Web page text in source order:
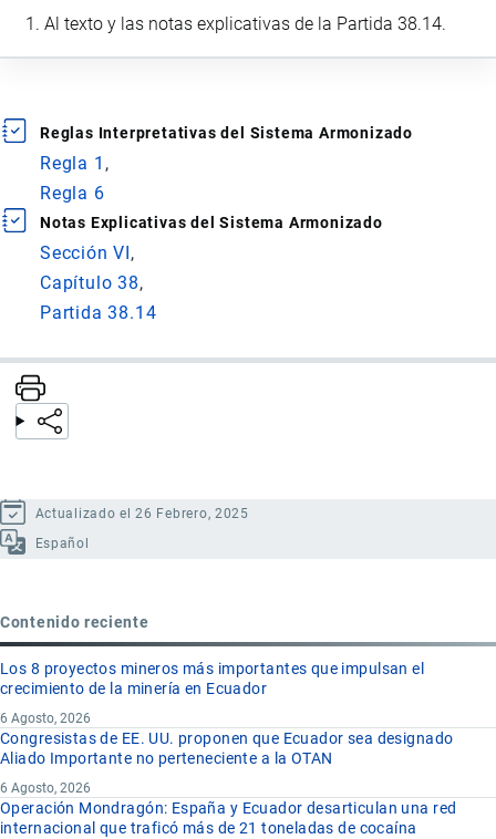
Al texto y las notas explicativas de la Partida 38.14.
Reglas Interpretativas del Sistema Armonizado
Regla 1
Regla 6
Notas Explicativas del Sistema Armonizado
Sección VI
Capítulo 38
Partida 38.14
Actualizado el 26 Febrero, 2025
Español
Contenido reciente
Los 8 proyectos mineros más importantes que impulsan el
crecimiento de la minería en Ecuador
6 Agosto, 2026
Congresistas de EE. UU. proponen que Ecuador sea designado
Aliado Importante no perteneciente a la OTAN
6 Agosto, 2026
Operación Mondragón: España y Ecuador desarticulan una red
internacional que traficó más de 21 toneladas de cocaína